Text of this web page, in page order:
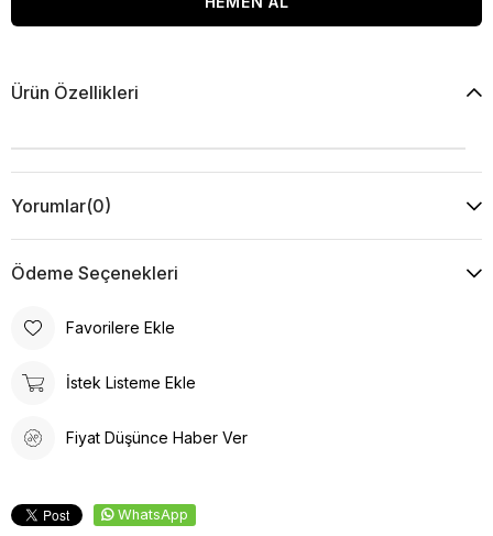
Ürün Özellikleri
Yorumlar(0)
Ödeme Seçenekleri
Favorilere Ekle
İstek Listeme Ekle
Fiyat Düşünce Haber Ver
WhatsApp